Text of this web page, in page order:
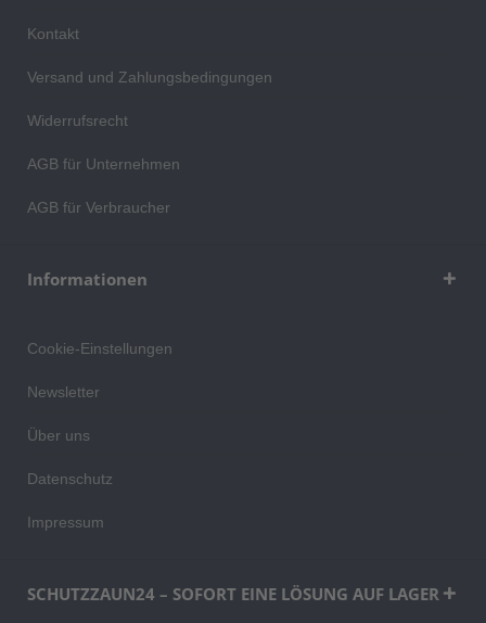
Kontakt
Versand und Zahlungsbedingungen
Widerrufsrecht
AGB für Unternehmen
AGB für Verbraucher
Informationen
Cookie-Einstellungen
Newsletter
Über uns
Datenschutz
Impressum
SCHUTZZAUN24 – SOFORT EINE LÖSUNG AUF LAGER